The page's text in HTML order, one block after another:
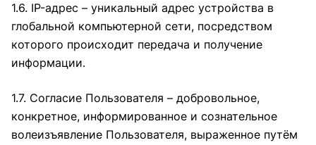
1.6. IP-адрес – уникальный адрес устройства в
глобальной компьютерной сети, посредством
которого происходит передача и получение
информации.
1.7. Согласие Пользователя – добровольное,
конкретное, информированное и сознательное
волеизъявление Пользователя, выраженное путём